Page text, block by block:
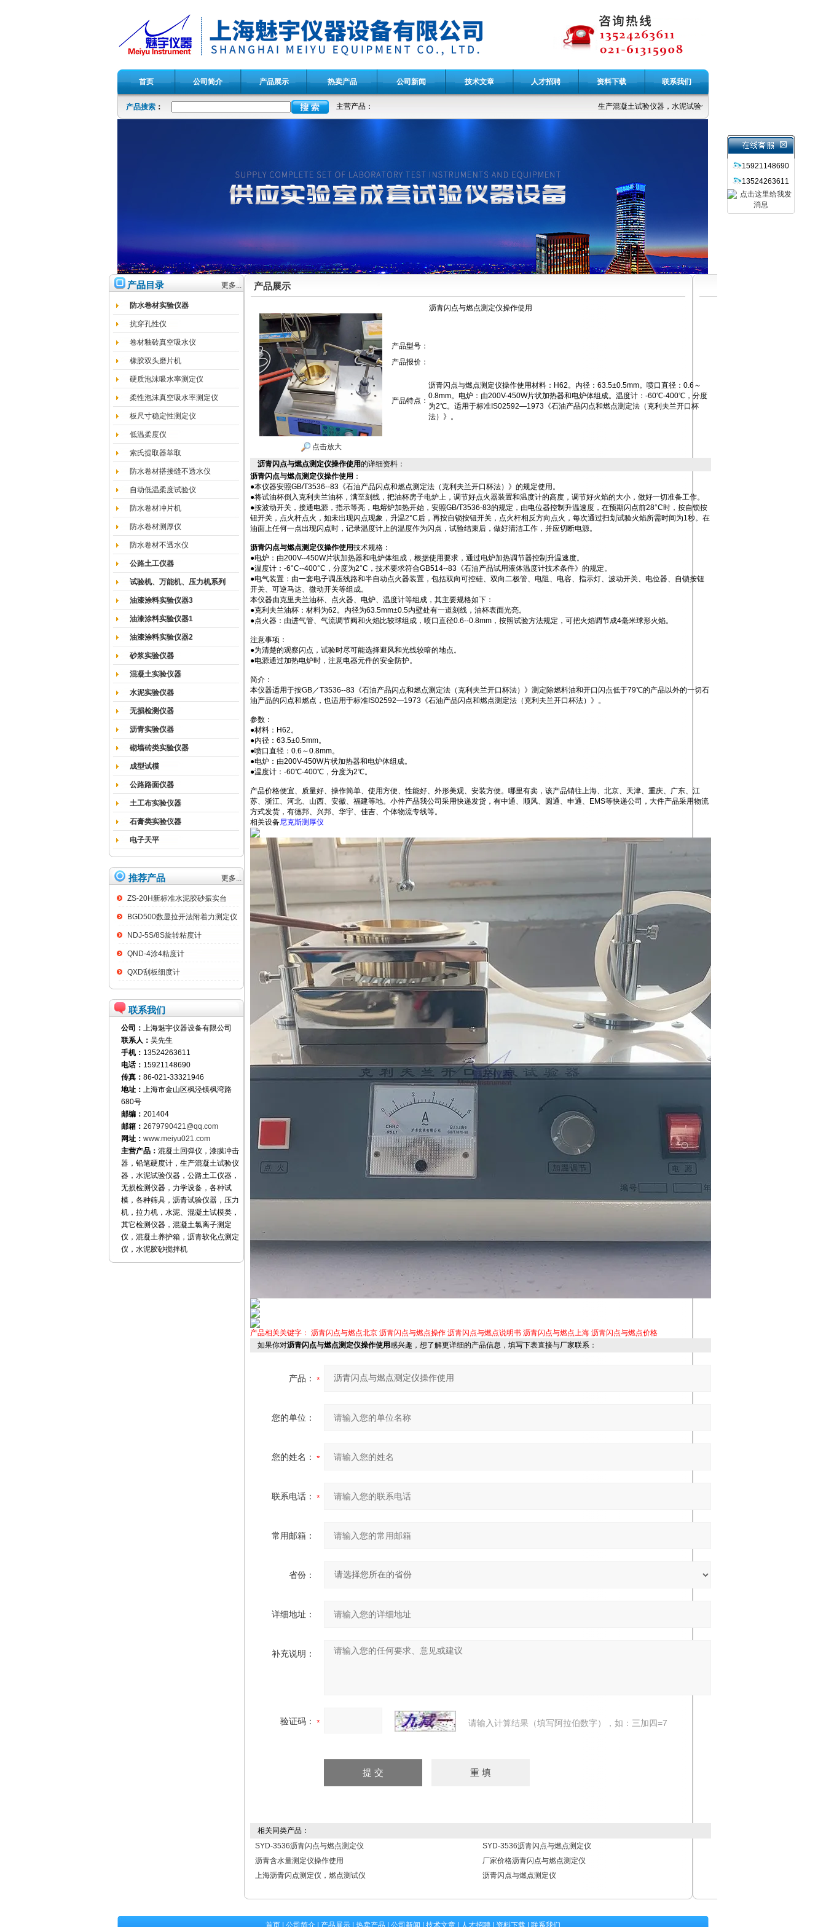
首页 公司简介 产品展示 热卖产品 公司新闻 技术文章 人才招聘 资料下载 联系我们
产品搜索 ： 主营产品： 生产混凝土试验仪器，水泥试验仪器，公路土工仪器，无损检测仪器
15921148690
13524263611
产品目录 更多...
防水卷材实验仪器
抗穿孔性仪
卷材釉砖真空吸水仪
橡胶双头磨片机
硬质泡沫吸水率测定仪
柔性泡沫真空吸水率测定仪
板尺寸稳定性测定仪
低温柔度仪
索氏提取器萃取
防水卷材搭接缝不透水仪
自动低温柔度试验仪
防水卷材冲片机
防水卷材测厚仪
防水卷材不透水仪
公路土工仪器
试验机、万能机、压力机系列
油漆涂料实验仪器3
油漆涂料实验仪器1
油漆涂料实验仪器2
砂浆实验仪器
混凝土实验仪器
水泥实验仪器
无损检测仪器
沥青实验仪器
砌墙砖类实验仪器
成型试模
公路路面仪器
土工布实验仪器
石膏类实验仪器
电子天平
推荐产品 更多...
ZS-20H新标准水泥胶砂振实台
BGD500数显拉开法附着力测定仪
NDJ-5S/8S旋转粘度计
QND-4涂4粘度计
QXD刮板细度计
联系我们
公司： 上海魅宇仪器设备有限公司
联系人： 吴先生
手机： 13524263611
电话： 15921148690
传真： 86-021-33321946
地址： 上海市金山区枫泾镇枫湾路
680号
邮编： 201404
邮箱： 2679790421@qq.com
网址： www.meiyu021.com
主营产品： 混凝土回弹仪，漆膜冲击
器，铅笔硬度计，生产混凝土试验仪
器，水泥试验仪器，公路土工仪器，
无损检测仪器，力学设备，各种试
模，各种筛具，沥青试验仪器，压力
机，拉力机，水泥、混凝土试模类，
其它检测仪器，混凝土氯离子测定
仪，混凝土养护箱，沥青软化点测定
仪，水泥胶砂搅拌机
产品展示
沥青闪点与燃点测定仪操作使用
点击放大
产品型号：
产品报价：
产品特点：
沥青闪点与燃点测定仪操作使用材料：H62。内径：63.5±0.5mm。喷口直径：0.6～
0.8mm。电炉：由200V-450W片状加热器和电炉体组成。温度计：-60℃-400℃，分度
为2℃。适用于标准IS02592—1973《石油产品闪点和燃点测定法（克利夫兰开口杯
法）》。
沥青闪点与燃点测定仪操作使用的详细资料：
沥青闪点与燃点测定仪操作使用 ：
●本仪器安照GB/T3536--83《石油产品闪点和燃点测定法（克利夫兰开口杯法）》的规定使用。
●将试油杯倒入克利夫兰油杯，满至刻线，把油杯房子电炉上，调节好点火器装置和温度计的高度，调节好火焰的大小，做好一切准备工作。
●按波动开关，接通电源，指示等亮，电熔炉加热开始，安照GB/T3536-83的规定，由电位器控制升温速度，在预期闪点前28°C时，按自锁按
钮开关，点火杆点火，如未出现闪点现象，升温2°C后，再按自锁按钮开关，点火杆相反方向点火，每次通过扫划试验火焰所需时间为1秒。在
油面上任何一点出现闪点时，记录温度计上的温度作为闪点，试验结束后，做好清洁工作，并应切断电源。
沥青闪点与燃点测定仪操作使用技术规格：
●电炉：由200V--450W片状加热器和电炉体组成，根据使用要求，通过电炉加热调节器控制升温速度。
●温度计：-6°C--400°C，分度为2°C，技术要求符合GB514--83《石油产品试用液体温度计技术条件》的规定。
●电气装置：由一套电子调压线路和半自动点火器装置，包括双向可控硅、双向二极管、电阻、电容、指示灯、波动开关、电位器、自锁按钮
开关、可逆马达、微动开关等组成。
本仪器由克里夫兰油杯、点火器、电炉、温度计等组成，其主要规格如下：
●克利夫兰油杯：材料为62。内径为63.5mm±0.5内壁处有一道刻线，油杯表面光亮。
●点火器：由进气管、气流调节阀和火焰比较球组成，喷口直径0.6--0.8mm，按照试验方法规定，可把火焰调节成4毫米球形火焰。
注意事项：
●为清楚的观察闪点，试验时尽可能选择避风和光线较暗的地点。
●电源通过加热电炉时，注意电器元件的安全防护。
简介：
本仪器适用于按GB／T3536--83《石油产品闪点和燃点测定法（克利夫兰开口杯法）》测定除燃料油和开口闪点低于79℃的产品以外的一切石
油产品的闪点和燃点，也适用于标准IS02592—1973《石油产品闪点和燃点测定法（克利夫兰开口杯法）》。
参数：
●材料：H62。
●内径：63.5±0.5mm。
●喷口直径：0.6～0.8mm。
●电炉：由200V-450W片状加热器和电炉体组成。
●温度计：-60℃-400℃，分度为2℃。
产品价格便宜、质量好、操作简单、使用方便、性能好、外形美观、安装方便。哪里有卖，该产品销往上海、北京、天津、重庆、广东、江
苏、浙江、河北、山西、安徽、福建等地。小件产品我公司采用快递发货，有中通、顺风、圆通、申通、EMS等快递公司，大件产品采用物流
方式发货，有德邦、兴邦、华宇、佳吉、个体物流专线等。
相关设备尼克斯测厚仪
产品相关关键字： 沥青闪点与燃点北京 沥青闪点与燃点操作 沥青闪点与燃点说明书 沥青闪点与燃点上海 沥青闪点与燃点价格
如果你对沥青闪点与燃点测定仪操作使用感兴趣，想了解更详细的产品信息，填写下表直接与厂家联系：
产品：
您的单位：
您的姓名：
联系电话：
常用邮箱：
省份：
详细地址：
补充说明：
验证码： 请输入计算结果（填写阿拉伯数字），如：三加四=7
相关同类产品：
SYD-3536沥青闪点与燃点测定仪
SYD-3536沥青闪点与燃点测定仪
沥青含水量测定仪操作使用
厂家价格沥青闪点与燃点测定仪
上海沥青闪点测定仪，燃点测试仪
沥青闪点与燃点测定仪
首页 公司简介 产品展示 热卖产品 公司新闻 技术文章 人才招聘 资料下载 联系我们